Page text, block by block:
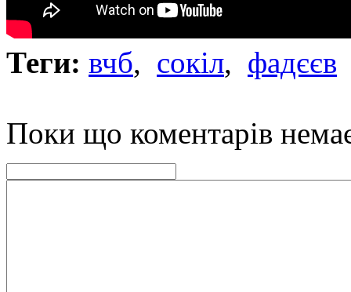
Теги: вчб, сокіл, фадєєв
Поки що коментарів